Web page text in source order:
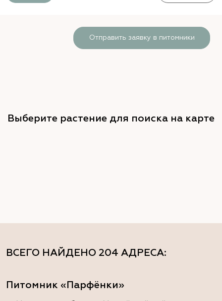
ВСЕГО НАЙДЕНО 204 АДРЕСА:
Питомник «Парфёнки»
Отправить заявку в питомники
Выберите растение для поиска на карте